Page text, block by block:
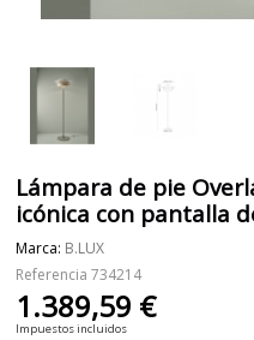
Lámpara de pie
icónica con pantalla
Marca: B.LUX
Referencia 734214
1.389,59 €
Impuestos incluidos